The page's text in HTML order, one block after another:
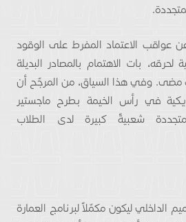
عواقب الاعتماد المفرط على الوقود
لحرقه، بات الاهتمام بالمصادر البديلة
مضى. وفي هذا السياق، من المرجّح أن
في رأس الخيمة بطرح ماجستير
شعبيةً كبيرة لدى الطلاب
الداخلي ليكون مكمّلاً لبرنامج العمارة